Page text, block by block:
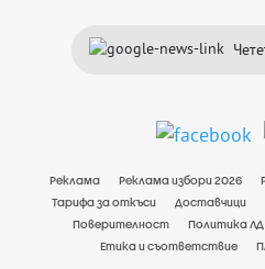
Реклама Реклама избори 2026
Тарифа за откъси
Доставчици
Поверителност
Политика ЛД
Етика и съответствие